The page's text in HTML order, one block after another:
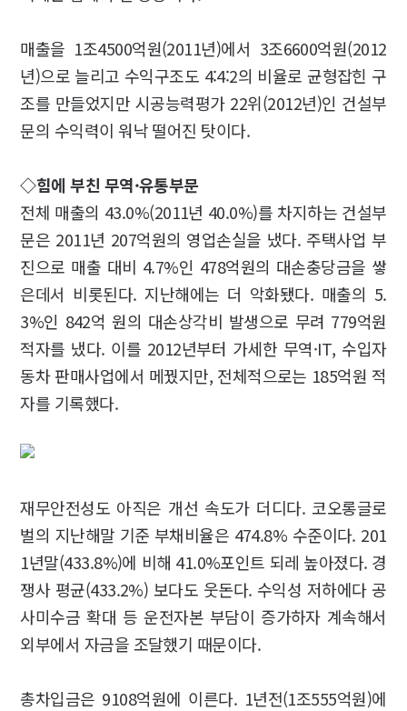
매출을 1조4500억원(2011년)에서 3조6600억원(2012
년)으로 늘리고 수익구조도 4:4:2의 비율로 균형잡힌 구
조를 만들었지만 시공능력평가 22위(2012년)인 건설부
문의 수익력이 워낙 떨어진 탓이다.
◇힘에 부친 무역·유통부문
전체 매출의 43.0%(2011년 40.0%)를 차지하는 건설부
문은 2011년 207억원의 영업손실을 냈다. 주택사업 부
진으로 매출 대비 4.7%인 478억원의 대손충당금을 쌓
은데서 비롯된다. 지난해에는 더 악화됐다. 매출의 5.
3%인 842억 원의 대손상각비 발생으로 무려 779억원
적자를 냈다. 이를 2012년부터 가세한 무역·IT, 수입자
동차 판매사업에서 메꿨지만, 전체적으로는 185억원 적
자를 기록했다.
재무안전성도 아직은 개선 속도가 더디다. 코오롱글로
벌의 지난해말 기준 부채비율은 474.8% 수준이다. 201
1년말(433.8%)에 비해 41.0%포인트 되레 높아졌다. 경
쟁사 평균(433.2%) 보다도 웃돈다. 수익성 저하에다 공
사미수금 확대 등 운전자본 부담이 증가하자 계속해서
외부에서 자금을 조달했기 때문이다.
총차입금은 9108억원에 이른다. 1년전(1조555억원)에